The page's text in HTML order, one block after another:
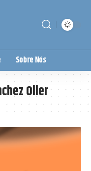
Sobre Nós
Oller